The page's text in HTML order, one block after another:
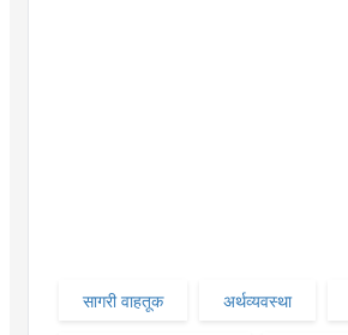
सागरी वाहतूक अर्थव्यवस्था